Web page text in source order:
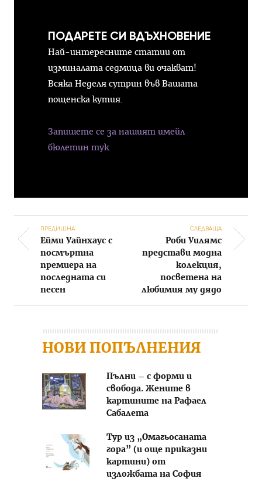
ПОДАРЕТЕ СИ ВДЪХНОВЕНИЕ
Най-интересните статии от
изминалата седмица ви очакват!
Всяка Неделя сутрин във Вашата
пощенска кутия.
Запишете се за нашият имейл
бюлетин тук
Post navigation
ПРЕДИШНА
Ейми Уайнхаус с
посмъртна
премиера на
последната си
песен
СЛЕДВАЩА
Роби Уилямс
представи модна
колекция,
посветена на
любимия му дядо
НОВИ ПОПЪЛНЕНИЯ
Пълни – с форми и
свобода. Жените в
картините на Рафаел
Сабалета
Тур из „Омагьосаната
гора” (и още приказни
картини) от
изложбата на София